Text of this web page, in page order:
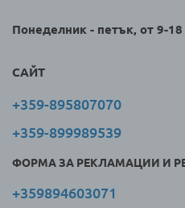
Понеделник - петък, от 9-18
САЙТ
+359-895807070
+359-899989539
ФОРМА ЗА РЕКЛАМАЦИИ И
+359894603071